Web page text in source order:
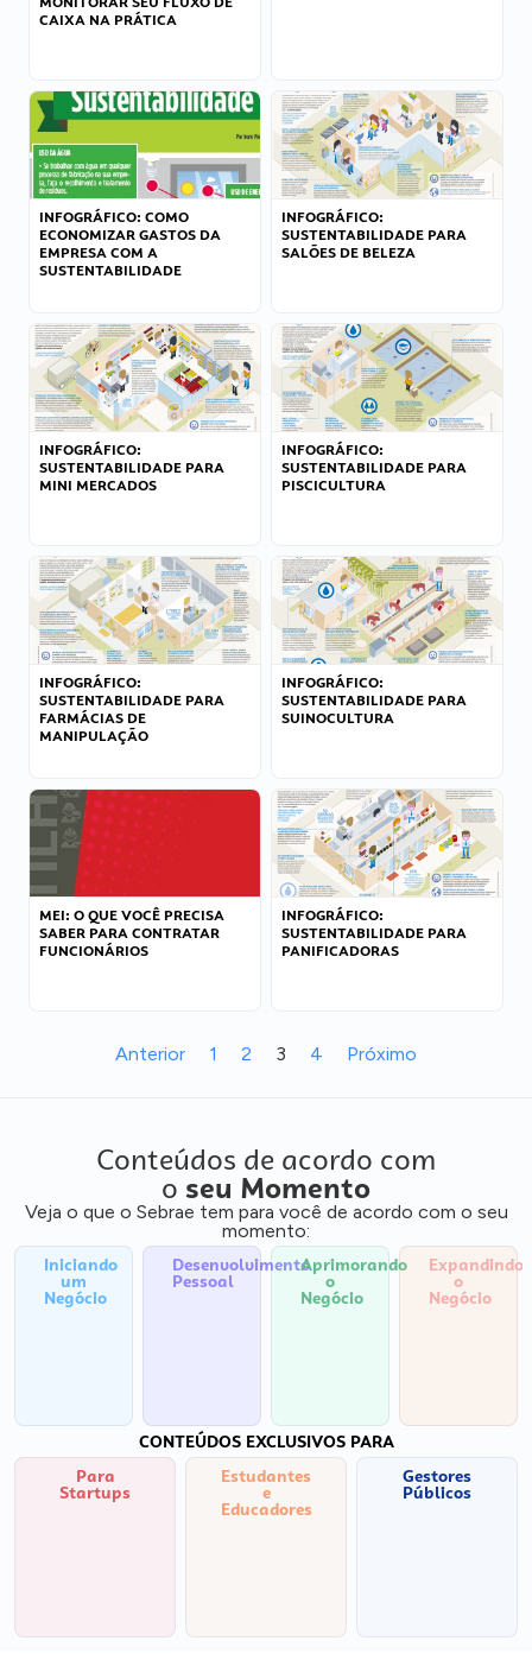
CAIXA NA PRÁTICA
INFOGRÁFICO: COMO
ECONOMIZAR GASTOS DA
EMPRESA COM A
SUSTENTABILIDADE
INFOGRÁFICO:
SUSTENTABILIDADE PARA
SALÕES DE BELEZA
INFOGRÁFICO:
SUSTENTABILIDADE PARA
MINI MERCADOS
INFOGRÁFICO:
SUSTENTABILIDADE PARA
PISCICULTURA
INFOGRÁFICO:
SUSTENTABILIDADE PARA
FARMÁCIAS DE
MANIPULAÇÃO
INFOGRÁFICO:
SUSTENTABILIDADE PARA
SUINOCULTURA
MEI: O QUE VOCÊ PRECISA
SABER PARA CONTRATAR
FUNCIONÁRIOS
INFOGRÁFICO:
SUSTENTABILIDADE PARA
PANIFICADORAS
Anterior 1 2 3 4 Próximo
Conteúdos de acordo com
o seu Momento
Veja o que o Sebrae tem para você de acordo com o seu
momento:
Iniciando
um
Negócio
Desenvolvimento
Pessoal
Aprimorando
o
Negócio
Expandindo
o
Negócio
CONTEÚDOS EXCLUSIVOS PARA
Para
Startups
Estudantes
e
Educadores
Gestores
Públicos